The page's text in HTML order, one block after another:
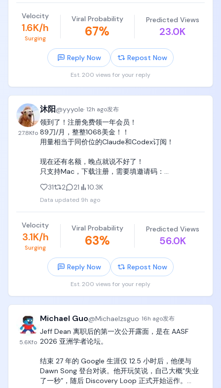
"我们正在招人，你要是想来Anthropic的话！"
半开玩笑直接挖人。
然后才说正事：
"我们不会因为用别的模型就封号，
几乎可以肯定是别的分类器误触发了，
我们正在查，谢谢你提出来。"
后来还补了一句：
用代理在Claude Code里跑其他模型，
是官方支持的。
我觉得@bcherny 这格局其实挺大的，
换别的公司，
你用我的客户端跑竞品，
不封你才怪。
但Anthropic直接说官方支持，
这波本来已经赢麻了。
结果@thsottiaux 更绝，
他直接引用Boris的推，
来了波反击：
哪都能用，包括在Claude Code里面。
为了庆祝这个，
也因为我哪也不去……
Codex的使用限额。
大家玩得开心。"
我看到这直接笑出声哈哈哈哈哈，
这哪是吵架啊，
分明是花式秀肌肉！
你挖我是吧？
我不去。
你说你们支持跑别家模型是吧？
而且我直接给所有用户送钱，
重置周限额，
让大家免费用。
Velocity
1.6K/h
Surging
Viral Probability
67%
Predicted Views
23.0K
Reply Now Repost Now
Est. 200 views for your reply
27.8Kfo
沐阳@yyyole·12h ago发布
领到了！注册免费领一年会员！
89刀/月，整整1068美金！！
用量相当于同价位的Claude和Codex订阅！
现在还有名额，晚点就说不好了！
只支持Mac，下载注册，需要填邀请码：
31 2 21 10.3K
Data updated 9h ago
Velocity
3.1K/h
Surging
Viral Probability
63%
Predicted Views
56.0K
Reply Now Repost Now
Est. 200 views for your reply
5.6Kfo
Michael Guo@Michaelzsguo·16h ago发布
Jeff Dean 离职后的第一次公开露面，是在 AASF
2026 亚洲学者论坛。
结束 27 年的 Google 生涯仅 12.5 小时后，他便与
Dawn Song 登台对谈。他开玩笑说，自己大概“失业
了一秒”，随后 Discovery Loop 正式开始运作。